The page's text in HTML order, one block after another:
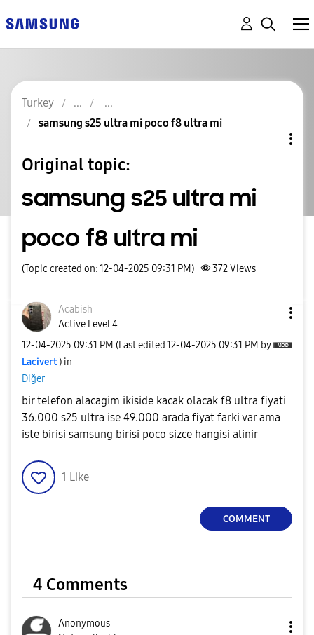
Turkey
samsung s25 ultra mi poco f8 ultra mi
Original topic:
samsung s25 ultra mi
poco f8 ultra mi
(Topic created on: 12-04-2025 09:31 PM) 372Views
Acabish
Active Level 4
‎12-04-2025 09:31 PM (Last edited ‎12-04-2025 09:31 PM by
Lacivert ) in
Diğer
bir telefon alacagim ikiside kacak olacak f8 ultra fiyati
36.000 s25 ultra ise 49.000 arada fiyat farki var ama
iste birisi samsung birisi poco sizce hangisi alinir
1 Like
COMMENT
4 Comments
Anonymous